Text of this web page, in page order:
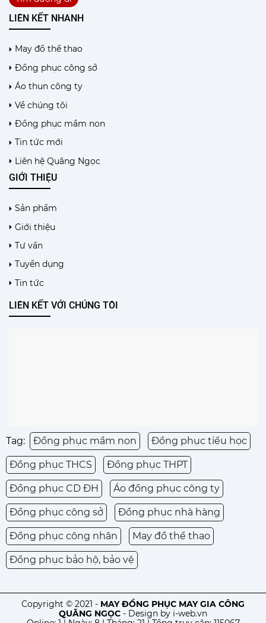
LIÊN KẾT NHANH
May đồ thể thao
Đồng phục công sở
Áo thun công ty
Về chúng tôi
Đồng phục mầm non
Tin tức mới
Liên hệ Quãng Ngọc
GIỚI THIỆU
Sản phẩm
Giới thiệu
Tư vấn
Tuyển dụng
Tin tức
LIÊN KẾT VỚI CHÚNG TÔI
Tag: Đồng phục mầm non Đồng phục tiểu học
Đồng phục THCS Đồng phục THPT
Đồng phục CD ĐH Áo đồng phục công ty
Đồng phục công sở Đồng phục nhà hàng
Đồng phục công nhân May đồ thể thao
Đồng phục bảo hộ, bảo vệ
Copyright © 2021 - MAY ĐỒNG PHỤC MAY GIA CÔNG
QUÃNG NGỌC - Design by i-web.vn